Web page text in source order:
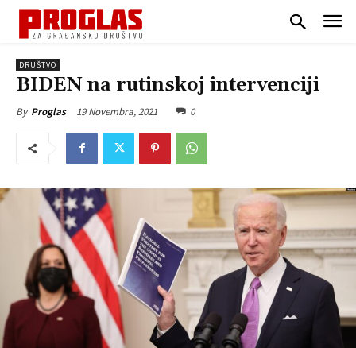
DRUŠTVO
BIDEN na rutinskoj intervenciji
By Proglas 19 Novembra, 2021 0